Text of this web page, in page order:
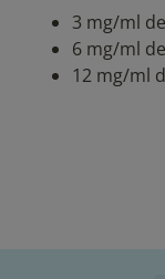
3 mg/ml
6 mg/ml
12 mg/ml